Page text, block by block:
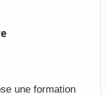
une formation